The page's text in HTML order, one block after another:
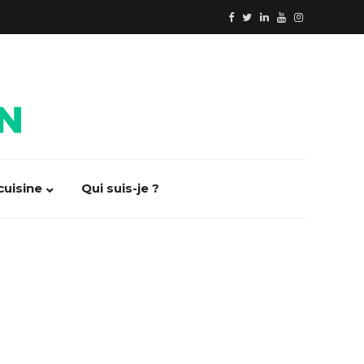
Qui suis-je ?